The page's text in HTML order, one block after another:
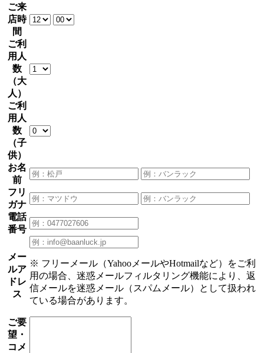
ご来
店時
間
ご利
用人
数
（大
人）
ご利
用人
数
（子
供）
お名
前
フリ
ガナ
電話
番号
メー
ルア
ドレ
ス
※ フリーメール（YahooメールやHotmailなど）をご利
用の場合、迷惑メールフィルタリング機能により、返
信メールを迷惑メール（スパムメール）として扱われ
ている場合があります。
ご要
望・
コメ